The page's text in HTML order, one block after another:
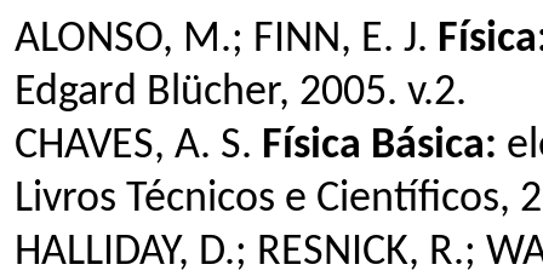
ALONSO, M.; FINN, E. J.
Edgard Blücher, 2005. v.2.
CHAVES, A. S. Física Básica:
Livros Técnicos e Científicos,
HALLIDAY, D.; RESNICK, R.;